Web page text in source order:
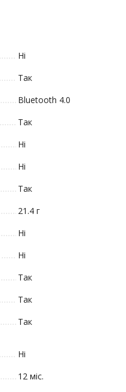
Ні
Так
Bluetooth 4.0
Так
Ні
Ні
Так
21.4 г
Ні
Ні
Так
Так
Так
Ні
12 міс.